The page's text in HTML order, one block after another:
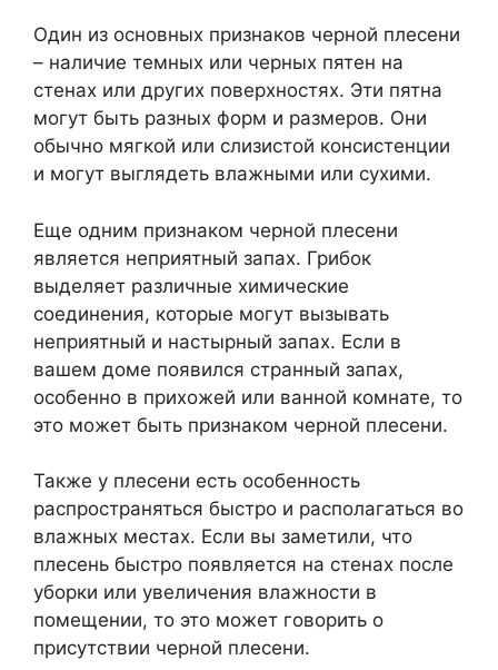
Один из основных признаков черной плесени
– наличие темных или черных пятен на
стенах или других поверхностях. Эти пятна
могут быть разных форм и размеров. Они
обычно мягкой или слизистой консистенции
и могут выглядеть влажными или сухими.
Еще одним признаком черной плесени
является неприятный запах. Грибок
выделяет различные химические
соединения, которые могут вызывать
неприятный и настырный запах. Если в
вашем доме появился странный запах,
особенно в прихожей или ванной комнате, то
это может быть признаком черной плесени.
Также у плесени есть особенность
распространяться быстро и располагаться во
влажных местах. Если вы заметили, что
плесень быстро появляется на стенах после
уборки или увеличения влажности в
помещении, то это может говорить о
присутствии черной плесени.